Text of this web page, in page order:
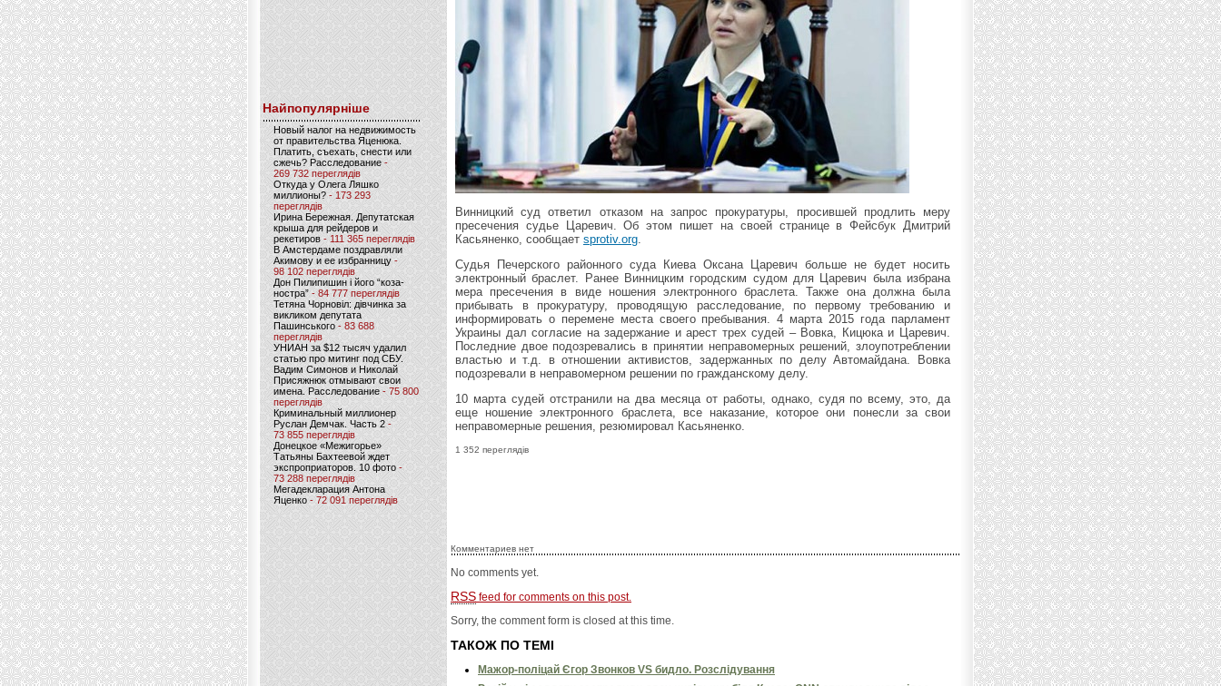
Найпопулярніше
Новый налог на недвижимость
от правительства Яценюка.
Платить, съехать, снести или
сжечь? Расследование-
269 732 переглядів
Откуда у Олега Ляшко
миллионы? - 173 293
переглядів
Ирина Бережная. Депутатская
крыша для рейдеров и
рекетиров - 111 365 переглядів
В Амстердаме поздравляли
Акимову и ее избранницу -
98 102 переглядів
Дон Пилипишин і його “коза-
ностра” - 84 777 переглядів
Тетяна Чорновіл: дівчинка за
викликом депутата
Пашинського- 83 688
переглядів
УНИАН за $12 тысяч удалил
статью про митинг под СБУ.
Вадим Симонов и Николай
Присяжнюк отмывают свои
имена. Расследование - 75 800
переглядів
Криминальный миллионер
Руслан Демчак. Часть 2-
73 855 переглядів
Донецкое «Межигорье»
Татьяны Бахтеевой ждет
экспроприаторов. 10 фото -
73 288 переглядів
Мегадекларация Антона
Яценко - 72 091 переглядів
Винницкий суд ответил отказом на запрос прокуратуры, просившей продлить меру
пресечения судье Царевич. Об этом пишет на своей странице в Фейсбук Дмитрий
Касьяненко, сообщает sprotiv.org.
Судья Печерского районного суда Киева Оксана Царевич больше не будет носить
электронный браслет. Ранее Винницким городским судом для Царевич была избрана
мера пресечения в виде ношения электронного браслета. Также она должна была
прибывать в прокуратуру, проводящую расследование, по первому требованию и
информировать о перемене места своего пребывания. 4 марта 2015 года парламент
Украины дал согласие на задержание и арест трех судей – Вовка, Кицюка и Царевич.
Последние двое подозревались в принятии неправомерных решений, злоупотреблении
властью и т.д. в отношении активистов, задержанных по делу Автомайдана. Вовка
подозревали в неправомерном решении по гражданскому делу.
10 марта судей отстранили на два месяца от работы, однако, судя по всему, это, да
еще ношение электронного браслета, все наказание, которое они понесли за свои
неправомерные решения, резюмировал Касьяненко.
1 352 переглядів
Комментариев нет
No comments yet.
RSS feed for comments on this post.
Sorry, the comment form is closed at this time.
ТАКОЖ ПО ТЕМІ
Мажор-поліцай Єгор Звонков VS бидло. Розслідування